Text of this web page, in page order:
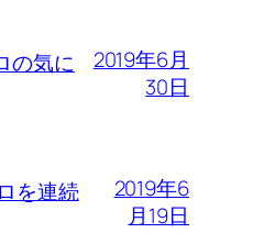
の気に
2019年6月
30日
を連続
2019年6
月19日